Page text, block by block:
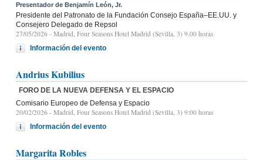
Presentador de Benjamín León, Jr.
Presidente del Patronato de la Fundación Consejo España–EE.UU. y
Consejero Delegado de Repsol
27/05/2026 - Madrid, Four Seasons Hotel Madrid (Sevilla, 3) 9.00 horas
Información del evento
Andrius Kubilius
FORO DE LA NUEVA DEFENSA Y EL ESPACIO
Comisario Europeo de Defensa y Espacio
20/02/2026 - Madrid, Four Seasons Hotel Madrid (Sevilla, 3) 9:00 horas
Información del evento
Margarita Robles